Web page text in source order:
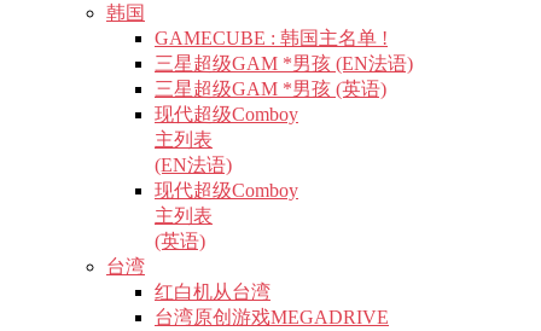
韩国
GAMECUBE : 韩国主名单 !
三星超级GAM *男孩 (EN法语)
三星超级GAM *男孩 (英语)
现代超级Comboy
主列表
(EN法语)
现代超级Comboy
主列表
(英语)
台湾
红白机从台湾
台湾原创游戏MEGADRIVE